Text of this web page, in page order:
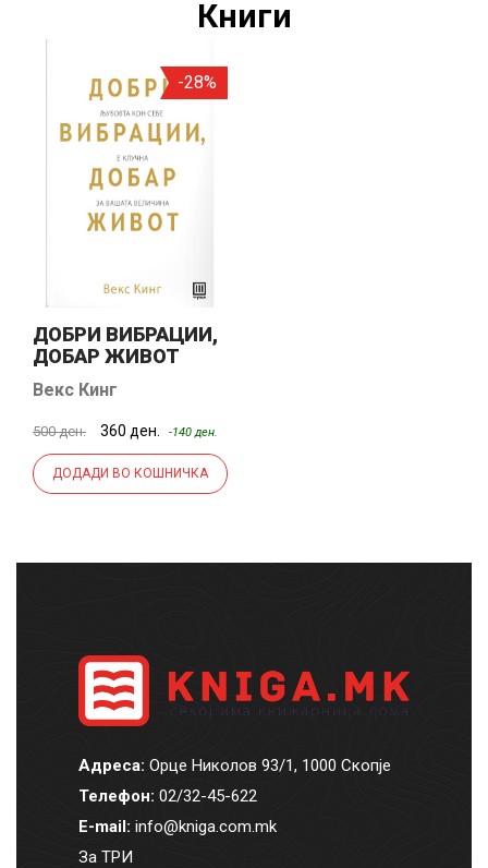
Книги
-28%
ДОБРИ ВИБРАЦИИ,
ДОБАР ЖИВОТ
Векс Кинг
500 ден. 360 ден. -140 ден.
ДОДАДИ ВО КОШНИЧКА
Адреса: Орце Николов 93/1, 1000 Скопје
Телефон: 02/32-45-622
E-mail: info@kniga.com.mk
За ТРИ